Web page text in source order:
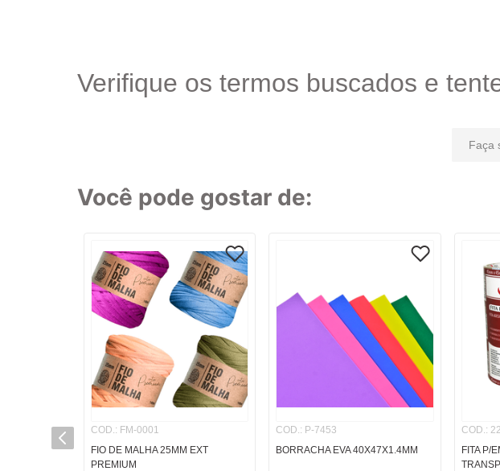
Verifique os termos buscados e
Você pode gostar de:
COD.: FM-0001
FIO DE MALHA 25MM EXT
PREMIUM
COD.: P-7453
BORRACHA EVA 40X47X1.4MM
COD.:
FITA P/
TERMOS MAIS BUSCADOS
4 tecido
caixa
9º barbante